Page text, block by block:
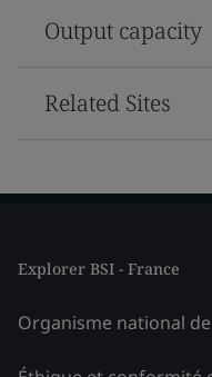
Output capacity
Related Sites
Explorer BSI - France
Organisme national